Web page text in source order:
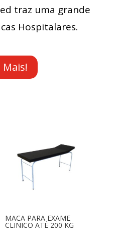
traz uma grande
Hospitalares.
Mais!
MACA PARA EXAME
CLINICO ATÉ 200 KG